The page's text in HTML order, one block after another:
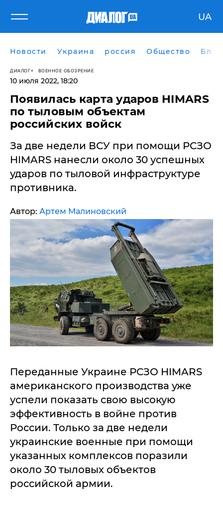
UA
Новости Украина россия Общество
ДИАЛОГ ВОЕННОЕ ОБОЗРЕНИЕ
10 июля 2022, 18:20
Появилась карта ударов HIMARS
по тыловым объектам
российских войск
За две недели ВСУ при помощи РСЗО
HIMARS нанесли около 30 успешных
ударов по тыловой инфраструктуре
противника.
Автор: Артем Малиновский
Переданные Украине РСЗО HIMARS
американского производства уже
успели показать свою высокую
эффективность в войне против
России. Только за две недели
украинские военные при помощи
указанных комплексов поразили
около 30 тыловых объектов
российской армии.